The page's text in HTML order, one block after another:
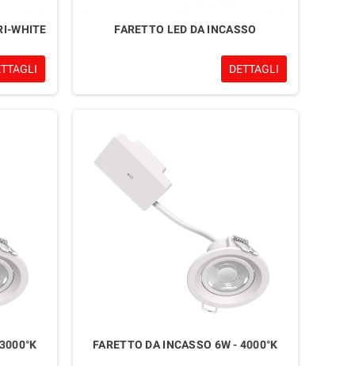
WHITE FARETTO LED DA INCASSO
DETTAGLI
FARETTO DA INCASSO 6W - 4000°K